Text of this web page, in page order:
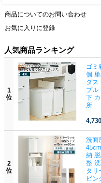
商品についてのお問い合わせ
お気に入りに登録
人気商品ランキング
1
位
ゴミ
個
ダス
プル
下
所
2
位
洗面
納
整
タリ
ビン